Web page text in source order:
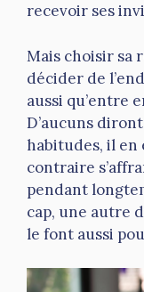
recevoir ses
Mais choisir sa
décider de
aussi qu’entre
D’aucuns
habitudes, il
contraire
pendant
cap, une autre
le font aussi